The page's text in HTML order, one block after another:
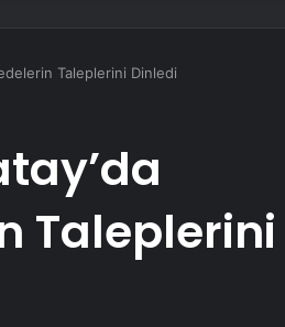
Taleplerini Dinledi
Taleplerini